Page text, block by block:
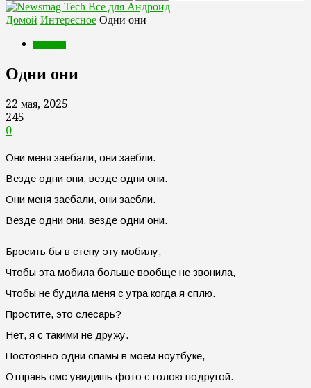
Все для Андроид
Домой Интересное Одни они
Одни они
22 мая, 2025
245
0
Они меня заебали, они заебли.
Везде одни они, везде одни они.
Они меня заебали, они заебли.
Везде одни они, везде одни они.
Бросить бы в стену эту мобилу,
Чтобы эта мобила больше вообще не звонила,
Чтобы не будила меня с утра когда я сплю.
Простите, это слесарь?
Нет, я с такими не дружу.
Постоянно одни спамы в моем ноутбуке,
Отправь смс увидишь фото с голою подругой.